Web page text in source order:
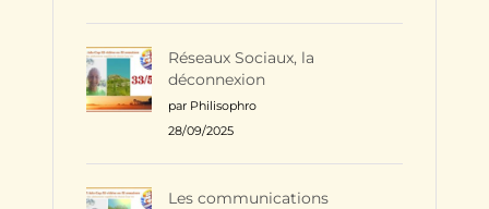
Réseaux Sociaux, la
déconnexion
par Philisophro
28/09/2025
Les communications